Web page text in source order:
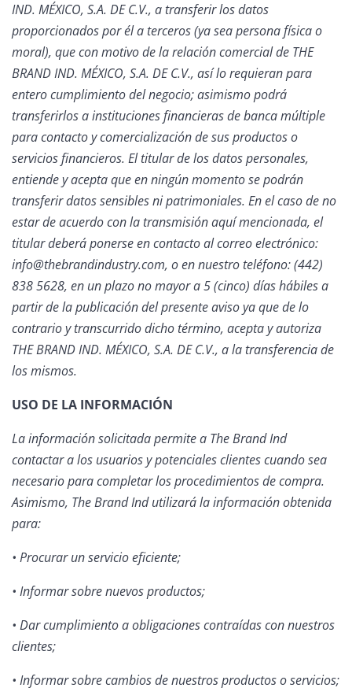
IND. MÉXICO, S.A. DE C.V., a transferir los datos
proporcionados por él a terceros (ya sea persona física o
moral), que con motivo de la relación comercial de THE
BRAND IND. MÉXICO, S.A. DE C.V., así lo requieran para
entero cumplimiento del negocio; asimismo podrá
transferirlos a instituciones financieras de banca múltiple
para contacto y comercialización de sus productos o
servicios financieros. El titular de los datos personales,
entiende y acepta que en ningún momento se podrán
transferir datos sensibles ni patrimoniales. En el caso de no
estar de acuerdo con la transmisión aquí mencionada, el
titular deberá ponerse en contacto al correo electrónico:
info@thebrandindustry.com, o en nuestro teléfono: (442)
838 5628, en un plazo no mayor a 5 (cinco) días hábiles a
partir de la publicación del presente aviso ya que de lo
contrario y transcurrido dicho término, acepta y autoriza
THE BRAND IND. MÉXICO, S.A. DE C.V., a la transferencia de
los mismos.
USO DE LA INFORMACIÓN
La información solicitada permite a The Brand Ind
contactar a los usuarios y potenciales clientes cuando sea
necesario para completar los procedimientos de compra.
Asimismo, The Brand Ind utilizará la información obtenida
para:
• Procurar un servicio eficiente;
• Informar sobre nuevos productos;
• Dar cumplimiento a obligaciones contraídas con nuestros
clientes;
• Informar sobre cambios de nuestros productos o servicios;